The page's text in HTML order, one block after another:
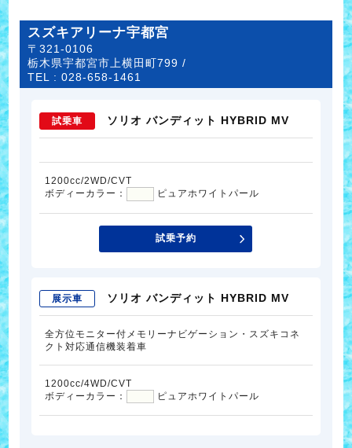
スズキアリーナ宇都宮
〒321-0106
栃木県宇都宮市上横田町799 /
TEL :028-658-1461
試乗車 ソリオ バンディット HYBRID MV
1200cc/2WD/CVT
ボディーカラー：
ピュアホワイトパール
試乗予約
展示車 ソリオ バンディット HYBRID MV
全方位モニター付メモリーナビゲーション・スズキコネ
クト対応通信機装着車
1200cc/4WD/CVT
ボディーカラー：
ピュアホワイトパール